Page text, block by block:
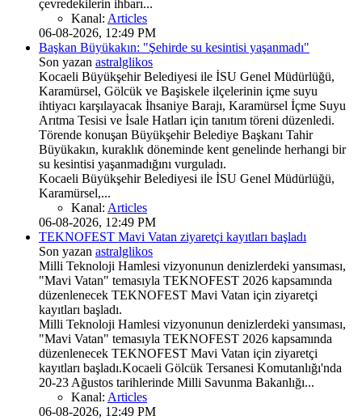
çevredekilerin ihbarı...
Kanal: Articles
06-08-2026, 12:49 PM
Başkan Büyükakın: "Şehirde su kesintisi yaşanmadı"
Son yazan astralglikos
Kocaeli Büyükşehir Belediyesi ile İSU Genel Müdürlüğü,
Karamürsel, Gölcük ve Başiskele ilçelerinin içme suyu
ihtiyacı karşılayacak İhsaniye Barajı, Karamürsel İçme Suyu
Arıtma Tesisi ve İsale Hatları için tanıtım töreni düzenledi.
Törende konuşan Büyükşehir Belediye Başkanı Tahir
Büyükakın, kuraklık döneminde kent genelinde herhangi bir
su kesintisi yaşanmadığını vurguladı.
Kocaeli Büyükşehir Belediyesi ile İSU Genel Müdürlüğü,
Karamürsel,...
Kanal: Articles
06-08-2026, 12:49 PM
TEKNOFEST Mavi Vatan ziyaretçi kayıtları başladı
Son yazan astralglikos
Milli Teknoloji Hamlesi vizyonunun denizlerdeki yansıması,
"Mavi Vatan" temasıyla TEKNOFEST 2026 kapsamında
düzenlenecek TEKNOFEST Mavi Vatan için ziyaretçi
kayıtları başladı.
Milli Teknoloji Hamlesi vizyonunun denizlerdeki yansıması,
"Mavi Vatan" temasıyla TEKNOFEST 2026 kapsamında
düzenlenecek TEKNOFEST Mavi Vatan için ziyaretçi
kayıtları başladı.Kocaeli Gölcük Tersanesi Komutanlığı'nda
20-23 Ağustos tarihlerinde Milli Savunma Bakanlığı...
Kanal: Articles
06-08-2026, 12:49 PM